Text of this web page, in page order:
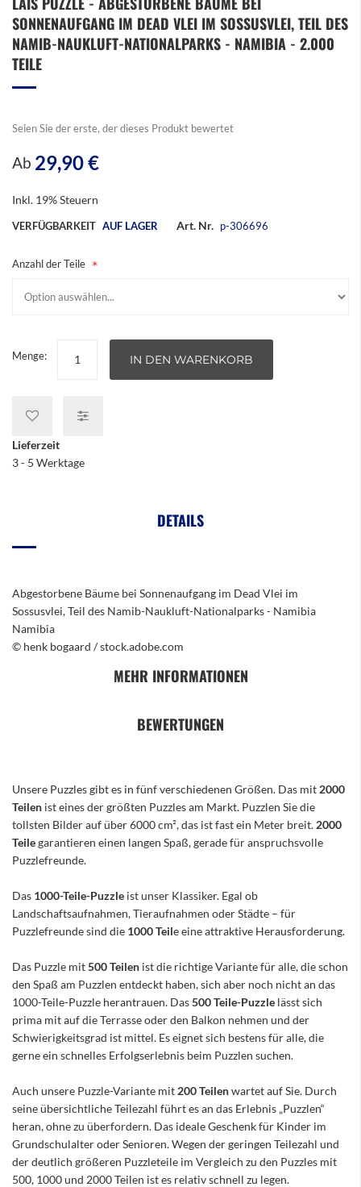
Anfang
der
Bildergalerie
springen
SONNENAUFGANG IM DEAD VLEI IM SOSSUSVLEI, TEIL DES
NAMIB-NAUKLUFT-NATIONALPARKS - NAMIBIA - 2.000
TEILE
Seien Sie der erste, der dieses Produkt bewertet
Ab 29,90 €
Inkl. 19% Steuern
VERFÜGBARKEIT AUF LAGER Art. Nr. p-306696
Anzahl der Teile
Menge: IN DEN WARENKORB
Lieferzeit
3 - 5 Werktage
DETAILS
Abgestorbene Bäume bei Sonnenaufgang im Dead Vlei im
Sossusvlei, Teil des Namib-Naukluft-Nationalparks - Namibia
Namibia
© henk bogaard / stock.adobe.com
MEHR INFORMATIONEN
BEWERTUNGEN
Unsere Puzzles gibt es in fünf verschiedenen Größen. Das mit 2000
Teilen ist eines der größten Puzzles am Markt. Puzzlen Sie die
tollsten Bilder auf über 6000 cm², das ist fast ein Meter breit. 2000
Teilegarantieren einen langen Spaß, gerade für anspruchsvolle
Puzzlefreunde.
Das 1000-Teile-Puzzle ist unser Klassiker. Egal ob
Landschaftsaufnahmen, Tieraufnahmen oder Städte – für
Puzzlefreunde sind die 1000 Teile eine attraktive Herausforderung.
Das Puzzle mit500 Teilen ist die richtige Variante für alle, die schon
den Spaß am Puzzlen entdeckt haben, sich aber noch nicht an das
1000-Teile-Puzzle herantrauen. Das500 Teile-Puzzle lässt sich
prima mit auf die Terrasse oder den Balkon nehmen und der
Schwierigkeitsgrad ist mittel. Es eignet sich bestens für alle, die
gerne ein schnelles Erfolgserlebnis beim Puzzlen suchen.
Auch unsere Puzzle-Variante mit 200 Teilenwartet auf Sie. Durch
seine übersichtliche Teilezahl führt es an das Erlebnis „Puzzlen“
heran, ohne zu überfordern. Das ideale Geschenk für Kinder im
Grundschulalter oder Senioren. Wegen der geringen Teilezahl und
der deutlich größeren Puzzleteile im Vergleich zu den Puzzles mit
500, 1000 und 2000 Teilen ist es relativ schnell zu legen.